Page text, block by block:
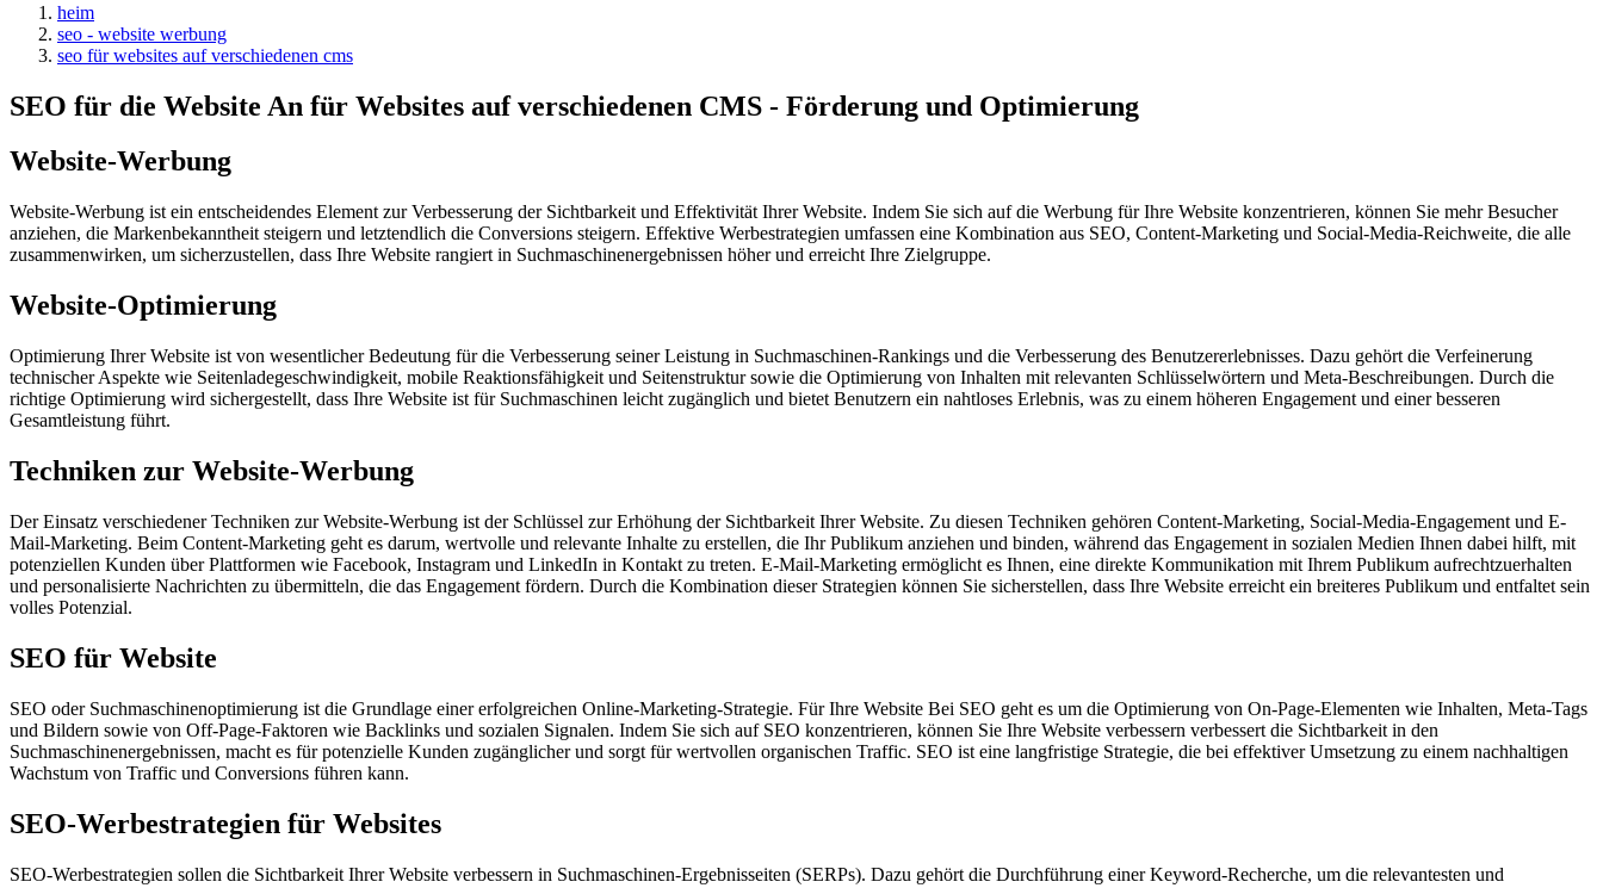
heim
seo - website werbung
seo für websites auf verschiedenen cms
SEO für die Website An für Websites auf verschiedenen CMS - Förderung und Optimierung
Website-Werbung
Website-Werbung ist ein entscheidendes Element zur Verbesserung der Sichtbarkeit und Effektivität Ihrer Website. Indem Sie sich auf die Werbung für Ihre Website konzentrieren, können Sie mehr Besucher
anziehen, die Markenbekanntheit steigern und letztendlich die Conversions steigern. Effektive Werbestrategien umfassen eine Kombination aus SEO, Content-Marketing und Social-Media-Reichweite, die alle
zusammenwirken, um sicherzustellen, dass Ihre Website rangiert in Suchmaschinenergebnissen höher und erreicht Ihre Zielgruppe.
Website-Optimierung
Optimierung Ihrer Website ist von wesentlicher Bedeutung für die Verbesserung seiner Leistung in Suchmaschinen-Rankings und die Verbesserung des Benutzererlebnisses. Dazu gehört die Verfeinerung
technischer Aspekte wie Seitenladegeschwindigkeit, mobile Reaktionsfähigkeit und Seitenstruktur sowie die Optimierung von Inhalten mit relevanten Schlüsselwörtern und Meta-Beschreibungen. Durch die
richtige Optimierung wird sichergestellt, dass Ihre Website ist für Suchmaschinen leicht zugänglich und bietet Benutzern ein nahtloses Erlebnis, was zu einem höheren Engagement und einer besseren
Gesamtleistung führt.
Techniken zur Website-Werbung
Der Einsatz verschiedener Techniken zur Website-Werbung ist der Schlüssel zur Erhöhung der Sichtbarkeit Ihrer Website. Zu diesen Techniken gehören Content-Marketing, Social-Media-Engagement und E-
Mail-Marketing. Beim Content-Marketing geht es darum, wertvolle und relevante Inhalte zu erstellen, die Ihr Publikum anziehen und binden, während das Engagement in sozialen Medien Ihnen dabei hilft, mit
potenziellen Kunden über Plattformen wie Facebook, Instagram und LinkedIn in Kontakt zu treten. E-Mail-Marketing ermöglicht es Ihnen, eine direkte Kommunikation mit Ihrem Publikum aufrechtzuerhalten
und personalisierte Nachrichten zu übermitteln, die das Engagement fördern. Durch die Kombination dieser Strategien können Sie sicherstellen, dass Ihre Website erreicht ein breiteres Publikum und entfaltet sein
volles Potenzial.
SEO für Website
SEO oder Suchmaschinenoptimierung ist die Grundlage einer erfolgreichen Online-Marketing-Strategie. Für Ihre Website Bei SEO geht es um die Optimierung von On-Page-Elementen wie Inhalten, Meta-Tags
und Bildern sowie von Off-Page-Faktoren wie Backlinks und sozialen Signalen. Indem Sie sich auf SEO konzentrieren, können Sie Ihre Website verbessern verbessert die Sichtbarkeit in den
Suchmaschinenergebnissen, macht es für potenzielle Kunden zugänglicher und sorgt für wertvollen organischen Traffic. SEO ist eine langfristige Strategie, die bei effektiver Umsetzung zu einem nachhaltigen
Wachstum von Traffic und Conversions führen kann.
SEO-Werbestrategien für Websites
SEO-Werbestrategien sollen die Sichtbarkeit Ihrer Website verbessern in Suchmaschinen-Ergebnisseiten (SERPs). Dazu gehört die Durchführung einer Keyword-Recherche, um die relevantesten und